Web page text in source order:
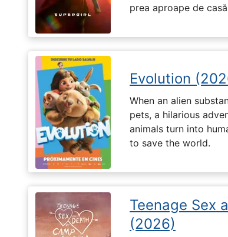
prea aproape de
Evolution
When an alien
pets, a hilarious
animals turn into
to save the world.
Teenage Sex
(2026)